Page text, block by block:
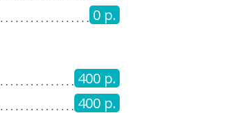
0 р.
400 р.
400 р.